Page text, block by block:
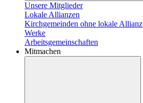
Unsere Mitglieder
Lokale Allianzen
Kirchgemeinden ohne lokale Allianz
Werke
Arbeitsgemeinschaften
Mitmachen